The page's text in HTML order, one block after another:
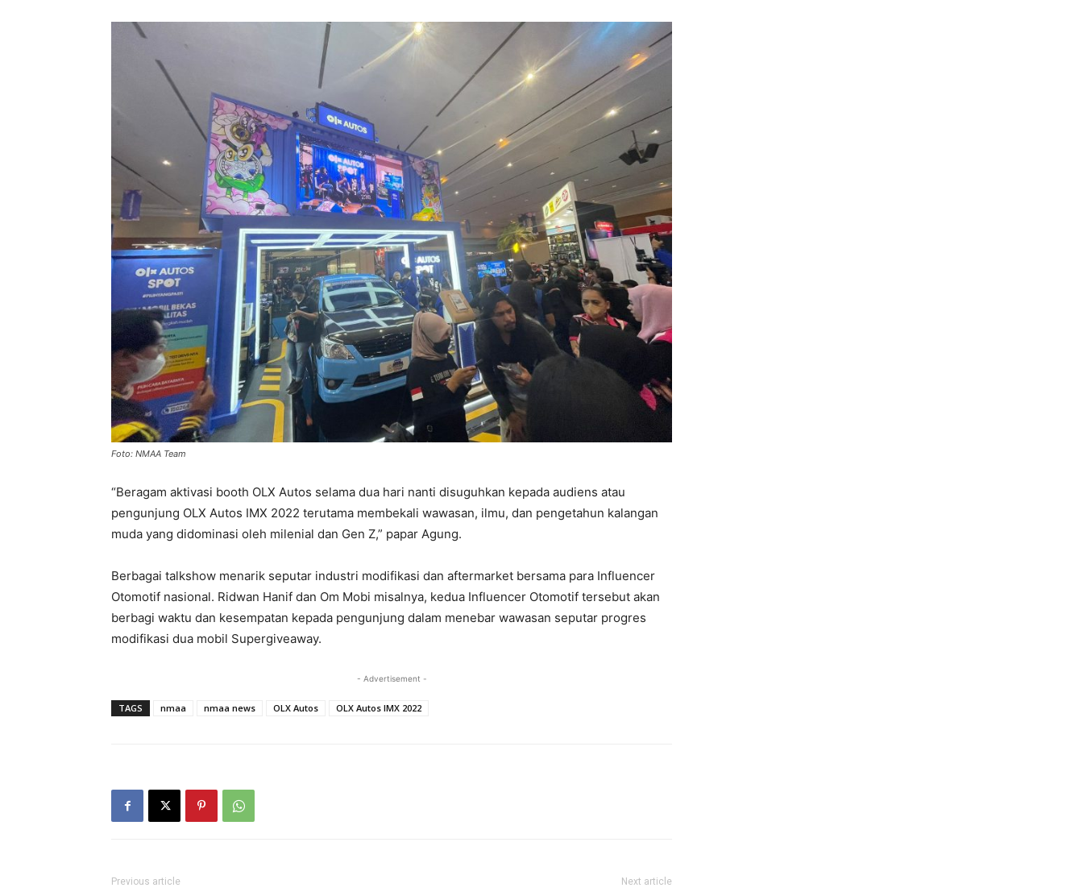
Foto: NMAA Team
“Beragam aktivasi booth OLX Autos selama dua hari nanti disuguhkan kepada audiens atau
pengunjung OLX Autos IMX 2022 terutama membekali wawasan, ilmu, dan pengetahun kalangan
muda yang didominasi oleh milenial dan Gen Z,” papar Agung.
Berbagai talkshow menarik seputar industri modifikasi dan aftermarket bersama para Influencer
Otomotif nasional. Ridwan Hanif dan Om Mobi misalnya, kedua Influencer Otomotif tersebut akan
berbagi waktu dan kesempatan kepada pengunjung dalam menebar wawasan seputar progres
modifikasi dua mobil Supergiveaway.
- Advertisement -
TAGS nmaa nmaa news OLX Autos OLX Autos IMX 2022
Previous article Next article